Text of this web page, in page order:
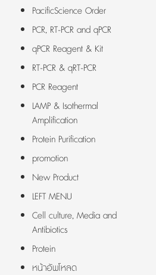
PacificScience Order
PCR, RT-PCR and qPCR
qPCR Reagent & Kit
RT-PCR & qRT-PCR
PCR Reagent
LAMP & Isothermal
Amplification
Protein Purification
promotion
New Product
LEFT MENU
Cell culture, Media and
Antibiotics
Protein
หน้าอัพโหลด